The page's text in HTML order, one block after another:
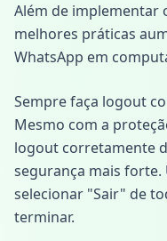
Além de implementar
melhores práticas
WhatsApp em
Sempre faça logout
Mesmo com a
logout corretamente
segurança mais
selecionar "Sair" de
terminar.